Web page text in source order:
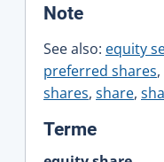
Note:
See also: equity
preferred shares,
shares, share,
Terme: